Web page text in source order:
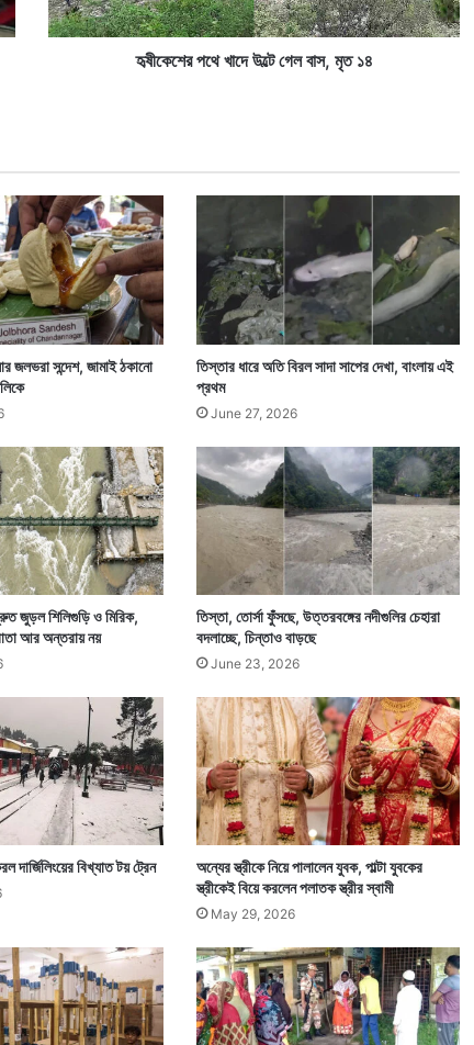
খা
দে
স
,
মৃ
ত
১
৪
হৃষীকেশের পথে খাদে উল্টে গেল বাস, মৃত ১৪
জলভরা সন্দেশ, জামাই ঠকানো
তিস্তার ধারে অতি বিরল সাদা সাপের দেখা, বাংলায় এই
প্রথম
June 27, 2026
দ্রুত জুড়ল শিলিগুড়ি ও মিরিক,
আর অন্তরায় নয়
তিস্তা, তোর্সা ফুঁসছে, উত্তরবঙ্গের নদীগুলির চেহারা
বদলাচ্ছে, চিন্তাও বাড়ছে
June 23, 2026
দার্জিলিংয়ের বিখ্যাত টয় ট্রেন
অন্যের স্ত্রীকে নিয়ে পালালেন যুবক, পাল্টা যুবকের
স্ত্রীকেই বিয়ে করলেন পলাতক স্ত্রীর স্বামী
May 29, 2026